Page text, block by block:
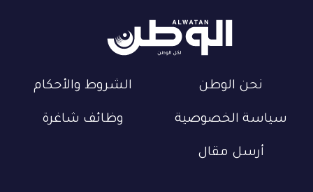
نحن الوطن الشروط والأحكام
سياسة الخصوصية وظائف شاغرة
أرسل مقال